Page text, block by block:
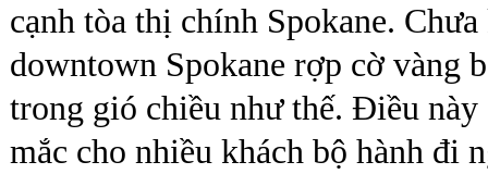
cạnh tòa thị chính Spokane.
downtown Spokane rợp cờ vàng
trong gió chiều như thế. Điều này
mắc cho nhiều khách bộ hành đi